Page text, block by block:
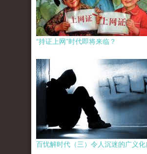
“持证上网”时代即将来临？
百忧解时代（三）令人沉迷的广义化